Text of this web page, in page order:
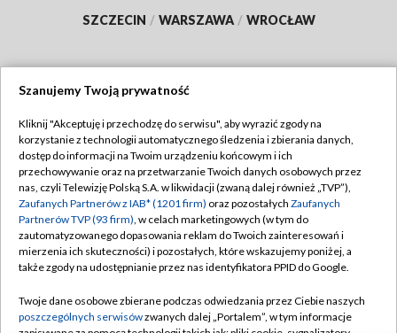
SZCZECIN / WARSZAWA / WROCŁAW
TVP
Abonament TVP
Emisja w TVP
Centrum informacji TVP
Naziemna Telewizja Cyfrowa
Rada Programowa
Regulamin TVP
Polityka prywatności
Moje zgody
Pomoc
Kontakt
Szanujemy Twoją prywatność
Kliknij "Akceptuję i przechodzę do serwisu", aby wyrazić zgody na
korzystanie z technologii automatycznego śledzenia i zbierania danych,
dostęp do informacji na Twoim urządzeniu końcowym i ich
przechowywanie oraz na przetwarzanie Twoich danych osobowych przez
nas, czyli Telewizję Polską S.A. w likwidacji (zwaną dalej również „TVP”),
Zaufanych Partnerów z IAB* (1201 firm) oraz pozostałych Zaufanych
Partnerów TVP (93 firm), w celach marketingowych (w tym do
zautomatyzowanego dopasowania reklam do Twoich zainteresowań i
mierzenia ich skuteczności) i pozostałych, które wskazujemy poniżej, a
także zgody na udostępnianie przez nas identyfikatora PPID do Google.
Twoje dane osobowe zbierane podczas odwiedzania przez Ciebie naszych
poszczególnych serwisówzwanych dalej „Portalem”, w tym informacje